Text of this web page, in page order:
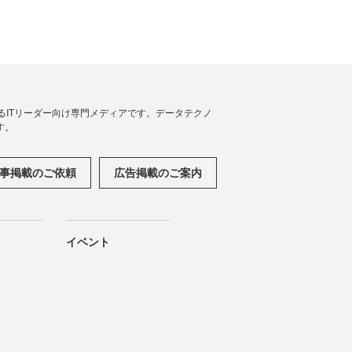
リーダー向け専門メディアです。データテクノ
掲載のご依頼 広告掲載のご案内
イベント